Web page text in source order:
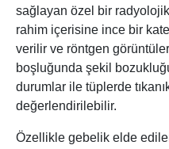
sağlayan özel bir
rahim içerisine ince bir
verilir ve röntgen
boşluğunda şekil
durumlar ile tüplerde
değerlendirilebilir.
Özellikle gebelik elde